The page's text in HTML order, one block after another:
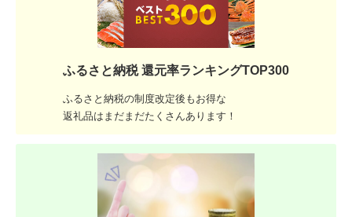
ふるさと納税 還元率ランキングTOP300
ふるさと納税の制度改定後もお得な
返礼品はまだまだたくさんあります！